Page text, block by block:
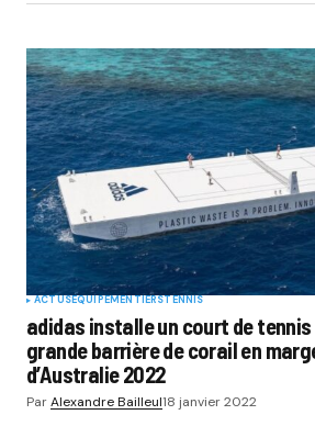
ACTUSEQUIPEMENTIERSTENNIS
adidas installe un court de
grande barrière de corail en
d’Australie 2022
ParAlexandre Bailleul18 janvier 2022